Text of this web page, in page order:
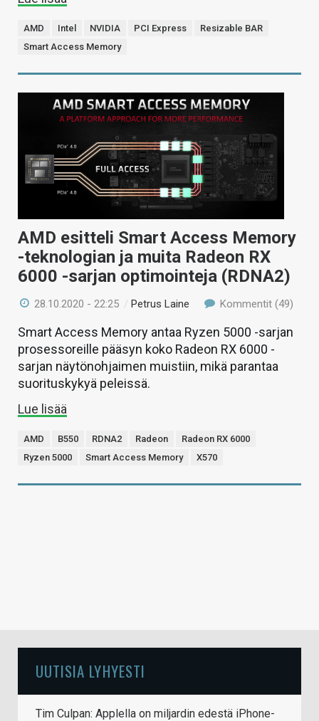
AMD Intel NVIDIA PCI Express
Resizable BAR
Smart Access Memory
AMD esitteli Smart Access Memory
-teknologian ja muita Radeon RX
6000 -sarjan optimointeja (RDNA2)
28.10.2020 - 22:25 /Petrus Laine Kommentit (49)
Smart Access Memory antaa Ryzen 5000 -sarjan
prosessoreille pääsyn koko Radeon RX 6000 -
sarjan näytönohjaimen muistiin, mikä parantaa
suorituskykyä peleissä.
Lue lisää
AMD B550 RDNA2 Radeon
Radeon RX 6000
Ryzen 5000
Smart Access Memory X570
UUTISIA LYHYESTI
Tim Culpan: Applella on miljardin edestä iPhone-